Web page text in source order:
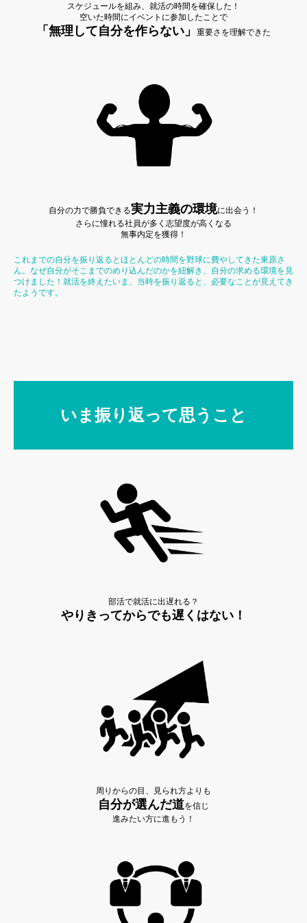
スケジュールを組み、就活の時間を確保した！
空いた時間にイベントに参加したことで
「無理して自分を作らない」 重要さを理解できた
自分の力で勝負できる実力主義の環境に出会う！
さらに憧れる社員が多く志望度が高くなる
無事内定を獲得！
これまでの自分を振り返るとほとんどの時間を野球に費やしてきた東原さ
ん。なぜ自分がそこまでのめり込んだのかを紐解き、自分の求める環境を見
つけました！就活を終えたいま、当時を振り返ると、必要なことが見えてき
たようです。
いま振り返って思うこと
部活で就活に出遅れる？
やりきってからでも遅くはない！
周りからの目、見られ方よりも
自分が選んだ道を信じ
進みたい方に進もう！